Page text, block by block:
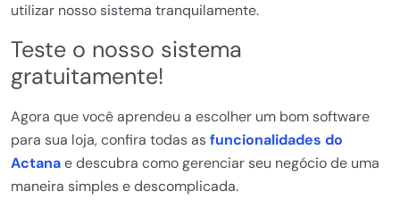
utilizar nosso sistema tranquilamente.
Teste o nosso sistema
gratuitamente!
Agora que você aprendeu a escolher um bom software
para sua loja, confira todas asfuncionalidades do
Actanae descubra como gerenciar seu negócio de uma
maneira simples e descomplicada.